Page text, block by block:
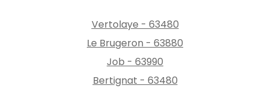
Vertolaye - 63480
Le Brugeron - 63880
Job - 63990
Bertignat - 63480